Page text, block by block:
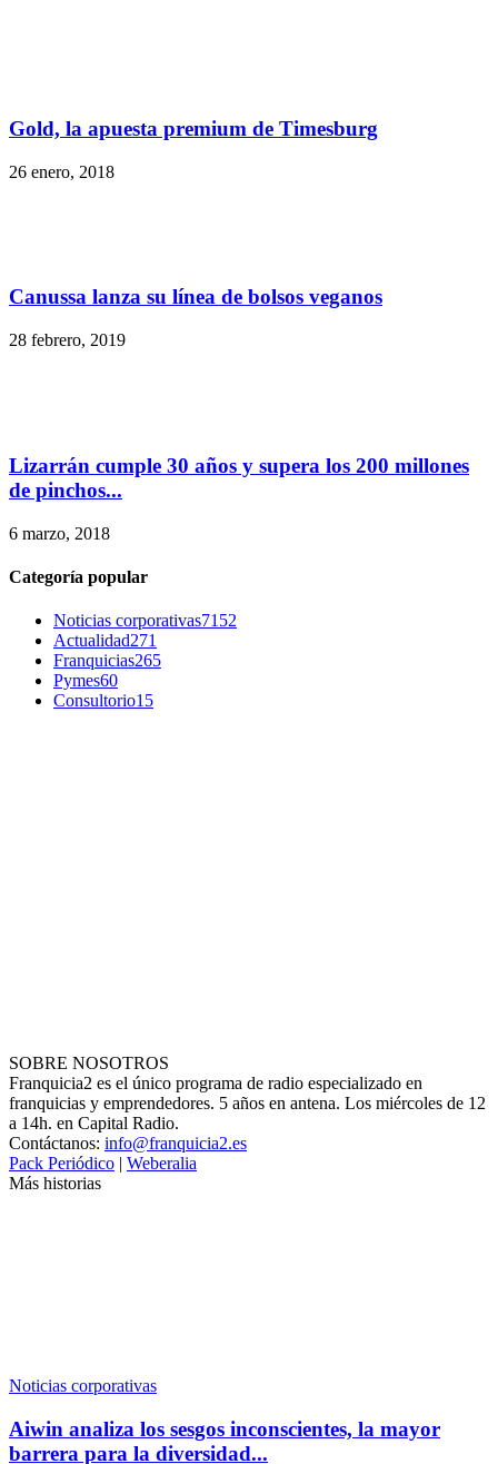
Gold, la apuesta premium de Timesburg
26 enero, 2018
Canussa lanza su línea de bolsos veganos
28 febrero, 2019
Lizarrán cumple 30 años y supera los 200 millones
de pinchos...
6 marzo, 2018
Categoría popular
Noticias corporativas7152
Actualidad271
Franquicias265
Pymes60
Consultorio15
SOBRE NOSOTROS
Franquicia2 es el único programa de radio especializado en
franquicias y emprendedores. 5 años en antena. Los miércoles de 12
a 14h. en Capital Radio.
Contáctanos: info@franquicia2.es
Pack Periódico | Weberalia
Más historias
Noticias corporativas
Aiwin analiza los sesgos inconscientes, la mayor
barrera para la diversidad...